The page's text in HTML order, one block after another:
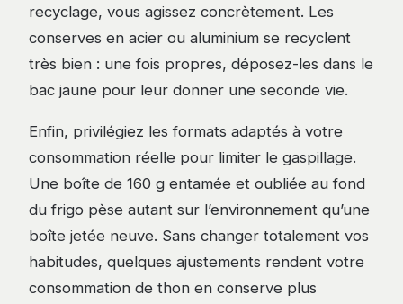
recyclage, vous agissez concrètement. Les
conserves en acier ou aluminium se recyclent
très bien : une fois propres, déposez-les dans le
bac jaune pour leur donner une seconde vie.
Enfin, privilégiez les formats adaptés à votre
consommation réelle pour limiter le gaspillage.
Une boîte de 160 g entamée et oubliée au fond
du frigo pèse autant sur l’environnement qu’une
boîte jetée neuve. Sans changer totalement vos
habitudes, quelques ajustements rendent votre
consommation de thon en conserve plus